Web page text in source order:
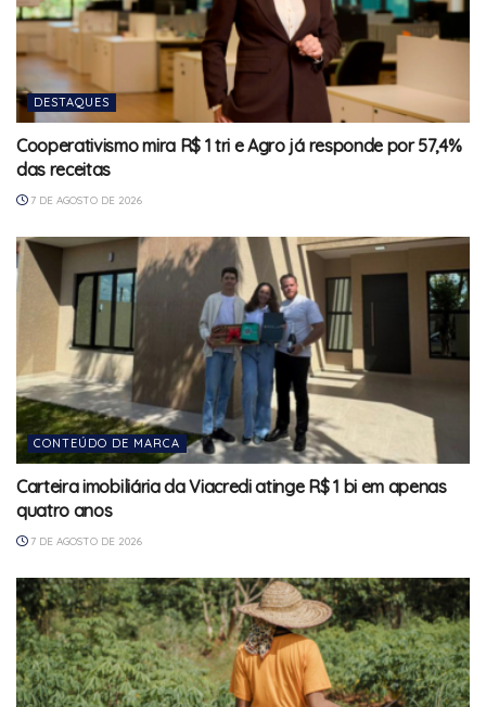
DESTAQUES
Cooperativismo mira R$ 1 tri e Agro já responde por 57,4%
das receitas
7 DE AGOSTO DE 2026
CONTEÚDO DE MARCA
Carteira imobiliária da Viacredi atinge R$ 1 bi em apenas
quatro anos
7 DE AGOSTO DE 2026